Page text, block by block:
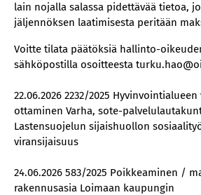
lain nojalla salassa pidettävää tietoa,
jäljennöksen laatimisesta peritään
Voitte tilata päätöksiä hallinto-
sähköpostilla osoitteesta
22.06.2026 2232/2025
ottaminen Varha, sote-
Lastensuojelun sijaishuollon
viransijaisuus
24.06.2026 583/2025 Poikkeaminen /
rakennusasia Loimaan kaupungin